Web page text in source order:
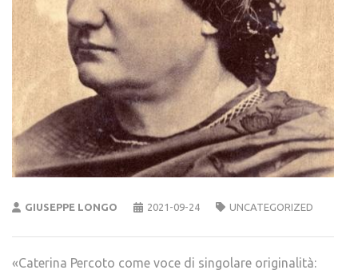
GIUSEPPE LONGO 2021-09-24 UNCATEGORIZED
«Caterina Percoto come voce di singolare originalità: